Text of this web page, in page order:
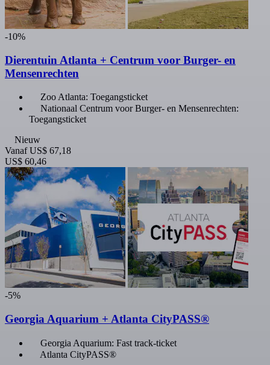
-10%
Dierentuin Atlanta + Centrum voor Burger- en
Mensenrechten
Zoo Atlanta: Toegangsticket
Nationaal Centrum voor Burger- en Mensenrechten:
Toegangsticket
Nieuw
Vanaf US$ 67,18
US$ 60,46
-5%
Georgia Aquarium + Atlanta CityPASS®
Georgia Aquarium: Fast track-ticket
Atlanta CityPASS®